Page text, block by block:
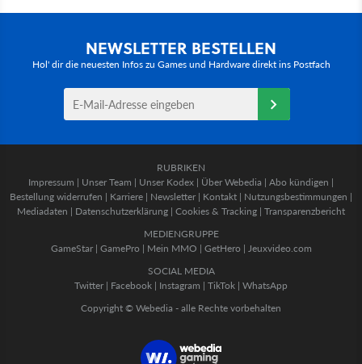
NEWSLETTER BESTELLEN
Hol' dir die neuesten Infos zu Games und Hardware direkt ins Postfach
RUBRIKEN
Impressum | Unser Team | Unser Kodex | Über Webedia | Abo kündigen |
Bestellung widerrufen | Karriere | Newsletter | Kontakt | Nutzungsbestimmungen |
Mediadaten | Datenschutzerklärung | Cookies & Tracking | Transparenzbericht
MEDIENGRUPPE
GameStar| GamePro | Mein MMO | GetHero | Jeuxvideo.com
SOCIAL MEDIA
Twitter | Facebook | Instagram | TikTok | WhatsApp
Copyright © Webedia - alle Rechte vorbehalten